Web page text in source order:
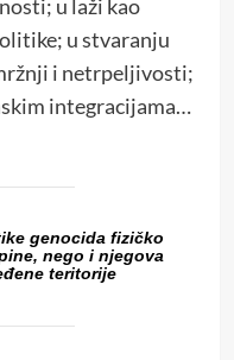
u laži kao
u stvaranju
i netrpeljivosti;
integracijama…
genocida fizičko
nego i njegova
teritorije